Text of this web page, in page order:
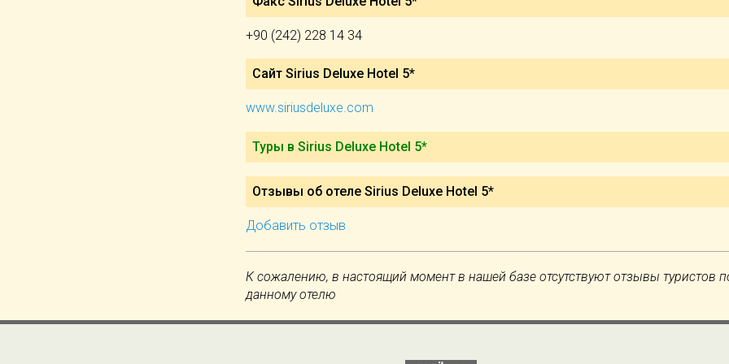
+90 (242) 228 14 34
Сайт Sirius Deluxe Hotel 5*
www.siriusdeluxe.com
Туры в Sirius Deluxe Hotel 5*
Отзывы об отеле Sirius Deluxe Hotel 5*
Добавить отзыв
К сожалению, в настоящий момент в нашей базе отсутствуют отзывы туристов
данному отелю